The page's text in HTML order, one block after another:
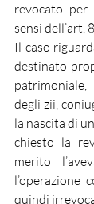
revocato per
sensi dell’art.
Il caso
destinato
degli zii,
la nascita di
chiesto la
merito
l’operazione
quindi